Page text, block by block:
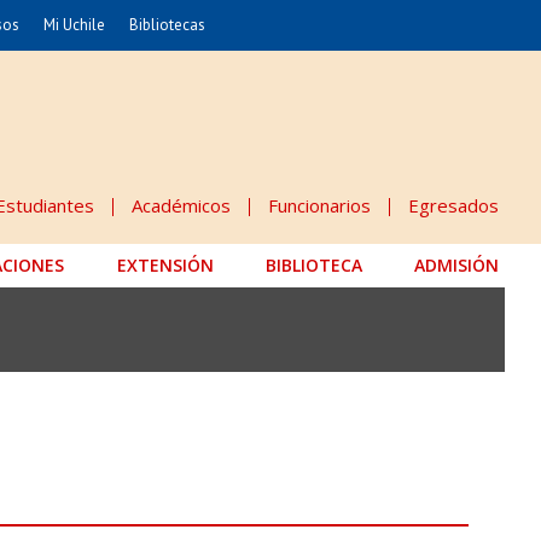
Economía y Negocios
Mi Uchile Bibliotecas
Académicos Funcionarios Egresados
EXTENSIÓN BIBLIOTECA ADMISIÓN